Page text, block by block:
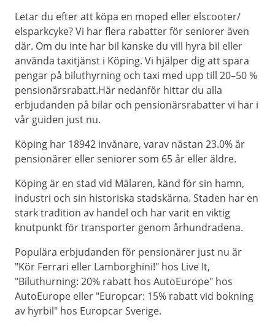
Letar du efter att köpa en moped eller elscooter/
elsparkcyke? Vi har flera rabatter för seniorer även
där. Om du inte har bil kanske du vill hyra bil eller
använda taxitjänst i Köping. Vi hjälper dig att spara
pengar på biluthyrning och taxi med upp till 20–50 %
pensionärsrabatt.Här nedanför hittar du alla
erbjudanden på bilar och pensionärsrabatter vi har i
vår guiden just nu.
Köping har 18942 invånare, varav nästan 23.0% är
pensionärer eller seniorer som 65 år eller äldre.
Köping är en stad vid Mälaren, känd för sin hamn,
industri och sin historiska stadskärna. Staden har en
stark tradition av handel och har varit en viktig
knutpunkt för transporter genom århundradena.
Populära erbjudanden för pensionärer just nu är
"Kör Ferrari eller Lamborghini!" hos Live It,
"Biluthurning: 20% rabatt hos AutoEurope" hos
AutoEurope eller "Europcar: 15% rabatt vid bokning
av hyrbil" hos Europcar Sverige.